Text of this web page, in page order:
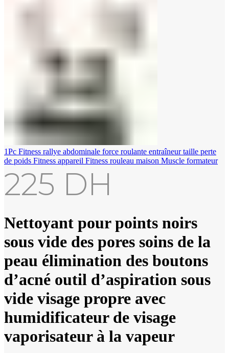
1Pc Fitness rallye abdominale force roulante entraîneur taille perte
de poids Fitness appareil Fitness rouleau maison Muscle formateur
225 DH
Nettoyant pour points noirs
sous vide des pores soins de la
peau élimination des boutons
d’acné outil d’aspiration sous
vide visage propre avec
humidificateur de visage
vaporisateur à la vapeur